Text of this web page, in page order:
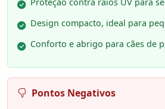
Proteção contra raios UV para
Design compacto, ideal para
Conforto e abrigo para cães de
Pontos Negativos